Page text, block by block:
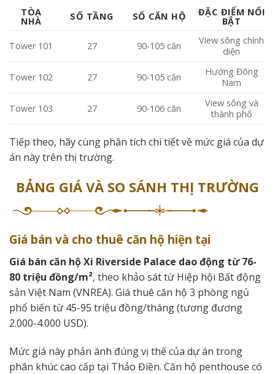
TÒA
NHÀ SỐ TẦNG SỐ CĂN HỘ ĐẶC ĐIỂM NỔI
BẬT
Tower 101 27 90-105 căn
View sông chính
diện
Tower 102 27 90-105 căn
Hướng Đông
Nam
Tower 103 27 90-106 căn
View sông và
thành phố
Tiếp theo, hãy cùng phân tích chi tiết về mức giá của dự
án này trên thị trường.
BẢNG GIÁ VÀ SO SÁNH THỊ TRƯỜNG
Giá bán và cho thuê căn hộ hiện tại
Giá bán căn hộ Xi Riverside Palace dao động từ 76-
80 triệu đồng/m², theo khảo sát từ Hiệp hội Bất động
sản Việt Nam (VNREA). Giá thuê căn hộ 3 phòng ngủ
phổ biến từ 45-95 triệu đồng/tháng (tương đương
2.000-4.000 USD).
Mức giá này phản ánh đúng vị thế của dự án trong
phân khúc cao cấp tại Thảo Điền. Căn hộ penthouse có